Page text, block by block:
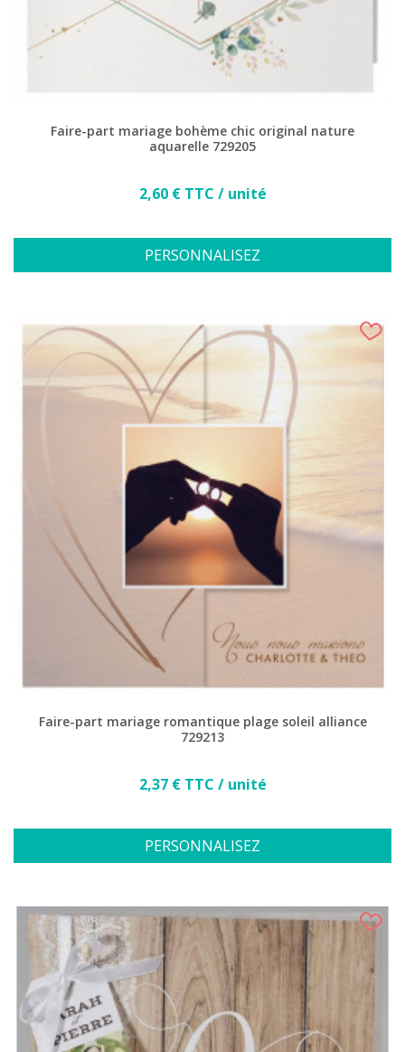
(2 avis)
Faire-part mariage bohème chic original nature
aquarelle 729205
Prix
2,60 € TTC / unité
PERSONNALISEZ
Faire-part mariage romantique plage soleil alliance
729213
Prix
2,37 € TTC / unité
PERSONNALISEZ